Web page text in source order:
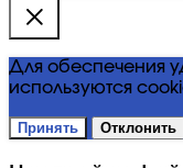
Для обеспечения
используются
Принять Отклонить